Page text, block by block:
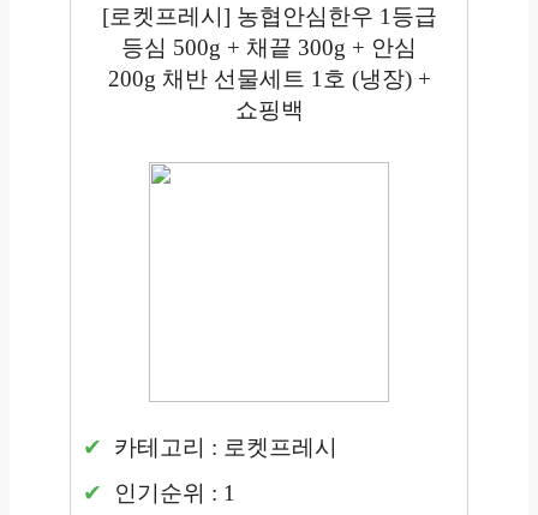
[로켓프레시] 농협안심한우 1등급
등심 500g + 채끝 300g + 안심
200g 채반 선물세트 1호 (냉장) +
쇼핑백
카테고리 : 로켓프레시
인기순위 : 1